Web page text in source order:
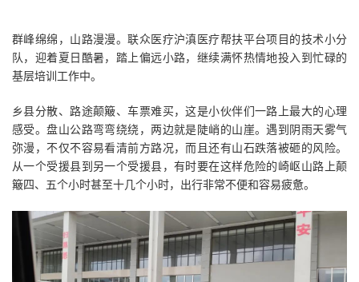
群峰绵绵，山路漫漫。联众医疗沪滇医疗帮扶平台项目的技术小分
队，迎着夏日酷暑，踏上偏远小路，继续满怀热情地投入到忙碌的
基层培训工作中。
乡县分散、路途颠簸、车票难买，这是小伙伴们一路上最大的心理
感受。盘山公路弯弯绕绕，两边就是陡峭的山崖。遇到阴雨天雾气
弥漫，不仅不容易看清前方路况，而且还有山石跌落被砸的风险。
从一个受援县到另一个受援县，有时要在这样危险的崎岖山路上颠
簸四、五个小时甚至十几个小时，出行非常不便和容易疲惫。